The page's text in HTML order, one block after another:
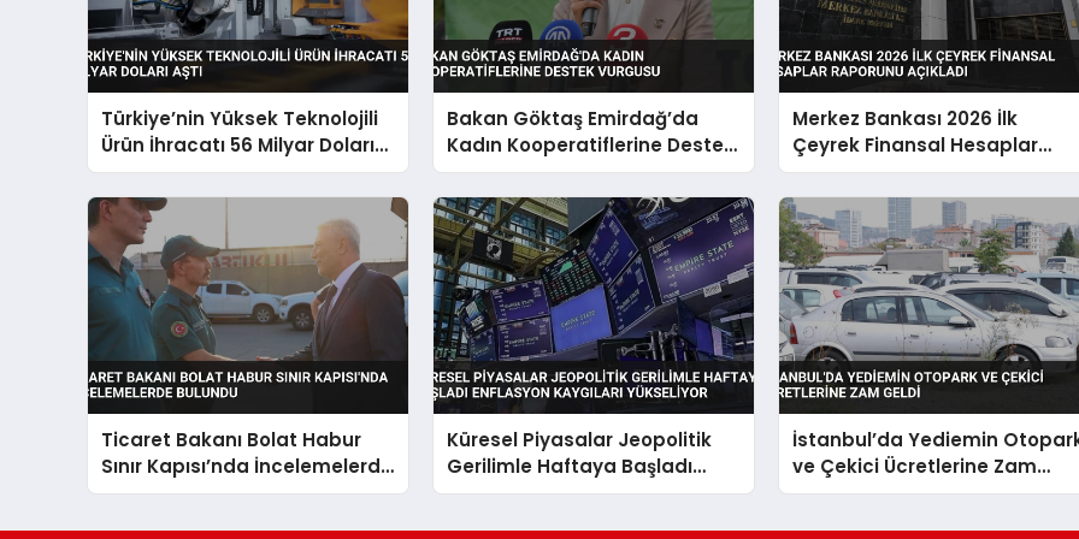
Türkiye’nin Yüksek Teknolojili
Ürün İhracatı 56 Milyar Doları
Aştı
Bakan Göktaş Emirdağ’da
Kadın Kooperatiflerine Destek
Vurgusu
Merkez Bankası 2026 İlk
Çeyrek Finansal Hesaplar
Raporunu Açıkladı
Ticaret Bakanı Bolat Habur
Sınır Kapısı’nda İncelemelerde
Bulundu
Küresel Piyasalar Jeopolitik
Gerilimle Haftaya Başladı
Enflasyon Kaygıları Yükseliyor
İstanbul’da Yediemin
ve Çekici Ücretlerine Zam
Geldi